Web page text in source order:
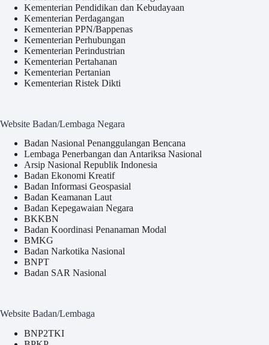
Kementerian Pendidikan dan Kebudayaan
Kementerian Perdagangan
Kementerian PPN/Bappenas
Kementerian Perhubungan
Kementerian Perindustrian
Kementerian Pertahanan
Kementerian Pertanian
Kementerian Ristek Dikti
Website Badan/Lembaga Negara
Badan Nasional Penanggulangan Bencana
Lembaga Penerbangan dan Antariksa Nasional
Arsip Nasional Republik Indonesia
Badan Ekonomi Kreatif
Badan Informasi Geospasial
Badan Keamanan Laut
Badan Kepegawaian Negara
BKKBN
Badan Koordinasi Penanaman Modal
BMKG
Badan Narkotika Nasional
BNPT
Badan SAR Nasional
Website Badan/Lembaga
BNP2TKI